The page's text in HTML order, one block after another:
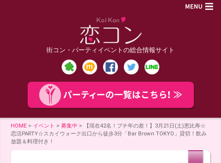
街コン・パーティイベントの総合情報サイト
HOME > イベント >募集中 >
【現在42名！プチ年の差！】3月21日(土)恵比寿☆
恋活PARTY☆スカイウォーク出口から徒歩3分「Bar Brown TOKYO」貸切！飲み
放題＆料理付き！